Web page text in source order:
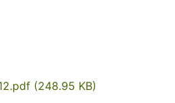
(248.95 KB)